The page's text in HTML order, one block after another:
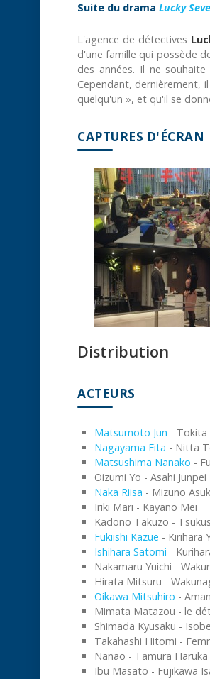
Suite du drama Lucky
L'agence de détectives
d'une famille qui possède
des années. Il ne
Cependant, dernièrement,
quelqu'un », et qu'il se
CAPTURES D'ÉCRAN
Distribution
ACTEURS
Matsumoto Jun - Tokita
Nagayama Eita - Nitta
Matsushima Nanako -
Oizumi Yo - Asahi Junpei
Naka Riisa - Mizuno
Iriki Mari - Kayano Mei
Kadono Takuzo -
Fukiishi Kazue - Kirihara
Ishihara Satomi -
Nakamaru Yuichi -
Hirata Mitsuru -
Oikawa Mitsuhiro -
Mimata Matazou - le
Shimada Kyusaku - Isobe
Takahashi Hitomi -
Nanao - Tamura Haruka
Ibu Masato - Fujikawa